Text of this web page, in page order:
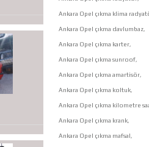
Ankara Opel çıkma klima
Ankara Opel çıkma davlumbaz,
Ankara Opel çıkma karter,
Ankara Opel çıkma sunroof,
Ankara Opel çıkma amartisör,
Ankara Opel çıkma koltuk,
Ankara Opel çıkma kilometre
Ankara Opel çıkma krank,
Ankara Opel çıkma mafsal,